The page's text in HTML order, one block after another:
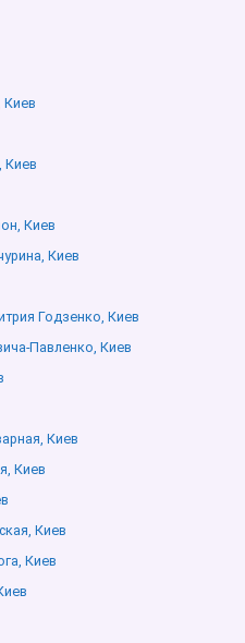
Киев
Киев
Киев
Киев
Годзенко, Киев
Павленко, Киев
Киев
Киев
Киев
Киев